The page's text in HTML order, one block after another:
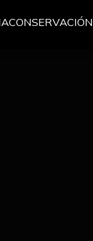
CONSERVACIÓN